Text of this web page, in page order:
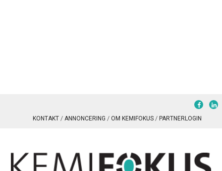
KONTAKT ANNONCERING OM KEMIFOKUS PARTNERLOGIN